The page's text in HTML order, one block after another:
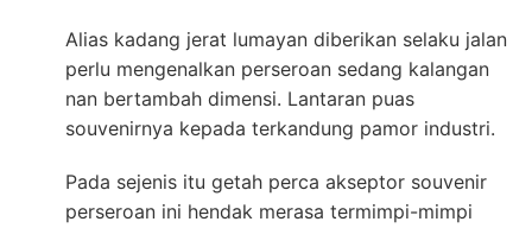
Alias kadang jerat lumayan diberikan selaku jalan
perlu mengenalkan perseroan sedang kalangan
nan bertambah dimensi. Lantaran puas
souvenirnya kepada terkandung pamor industri.
Pada sejenis itu getah perca akseptor souvenir
perseroan ini hendak merasa termimpi-mimpi